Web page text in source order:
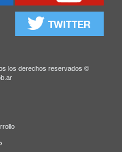
los derechos reservados ©